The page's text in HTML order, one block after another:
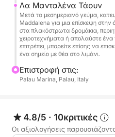
Ιδανικό για ζευγάρια,
που αναζητούν μια ήρεμη
νερό.
Maddalena!
Λα Μανταλένα Τάουν
Μετά το μεσημεριανό γεύμα,
Maddalena για μια επίσκεψη
στα πλακόστρωτα δρομάκια,
χειροτεχνήματα ή απολαύστε
επιτρέπει, μπορείτε επίσης να
ένα σημείο με θέα στο λιμάνι.
Επιστροφή στις:
Palau Marina, Palau, Italy
4.8/5 · 10κριτικές
Οι αξιολογήσεις